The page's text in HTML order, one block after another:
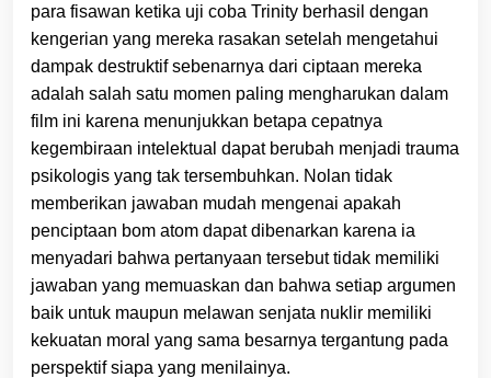
para fisawan ketika uji coba Trinity berhasil dengan
kengerian yang mereka rasakan setelah mengetahui
dampak destruktif sebenarnya dari ciptaan mereka
adalah salah satu momen paling mengharukan dalam
film ini karena menunjukkan betapa cepatnya
kegembiraan intelektual dapat berubah menjadi trauma
psikologis yang tak tersembuhkan. Nolan tidak
memberikan jawaban mudah mengenai apakah
penciptaan bom atom dapat dibenarkan karena ia
menyadari bahwa pertanyaan tersebut tidak memiliki
jawaban yang memuaskan dan bahwa setiap argumen
baik untuk maupun melawan senjata nuklir memiliki
kekuatan moral yang sama besarnya tergantung pada
perspektif siapa yang menilainya.